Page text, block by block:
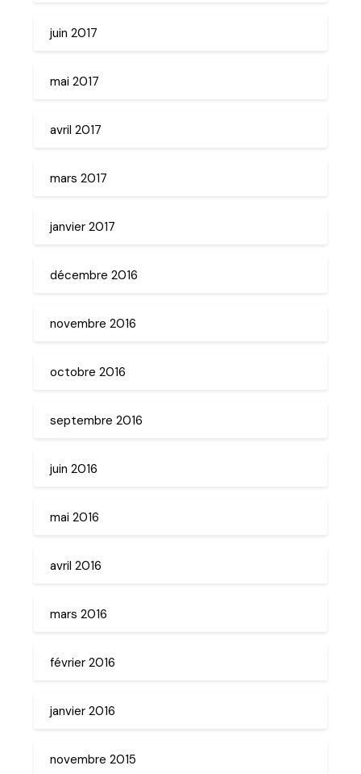
juin 2017
mai 2017
avril 2017
mars 2017
janvier 2017
décembre 2016
novembre 2016
octobre 2016
septembre 2016
juin 2016
mai 2016
avril 2016
mars 2016
février 2016
janvier 2016
novembre 2015